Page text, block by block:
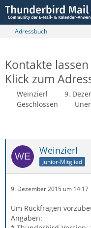
Adressbuch
Kontakte
Klick zum
Weinzierl
9.
Geschlossen
Weinzierl
Junior-Mitglied
9. Dezember 2015 um 14:17
Um Rückfragen
Angaben: